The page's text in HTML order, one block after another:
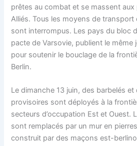
prêtes au combat et se massent
Alliés. Tous les moyens de transport
sont interrompus. Les pays du bloc
pacte de Varsovie, publient le même
pour soutenir le bouclage de la
Berlin.
Le dimanche 13 juin, des barbelés et
provisoires sont déployés à la
secteurs d’occupation Est et Ouest.
sont remplacés par un mur en
construit par des maçons est-